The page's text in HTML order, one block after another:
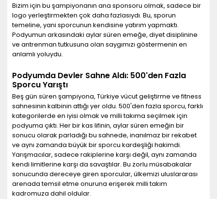
Bizim için bu şampiyonanın ana sponsoru olmak, sadece bir
logo yerleştirmekten çok daha fazlasıydı. Bu, sporun
temeline, yani sporcunun kendisine yatırım yapmaktı.
Podyumun arkasındaki aylar süren emeğe, diyet disiplinine
ve antrenman tutkusuna olan saygımızı göstermenin en
anlamlı yoluydu.
Podyumda Devler Sahne Aldı: 500'den Fazla
Sporcu Yarıştı
Beş gün süren şampiyona, Türkiye vücut geliştirme ve fitness
sahnesinin kalbinin attığı yer oldu. 500'den fazla sporcu, farklı
kategorilerde en iyisi olmak ve milli takıma seçilmek için
podyuma çıktı. Her bir kas lifinin, aylar süren emeğin bir
sonucu olarak parladığı bu sahnede, inanılmaz bir rekabet
ve aynı zamanda büyük bir sporcu kardeşliği hakimdi.
Yarışmacılar, sadece rakiplerine karşı değil, aynı zamanda
kendi limitlerine karşı da savaştılar. Bu zorlu müsabakalar
sonucunda dereceye giren sporcular, ülkemizi uluslararası
arenada temsil etme onuruna erişerek milli takım
kadromuza dahil oldular.